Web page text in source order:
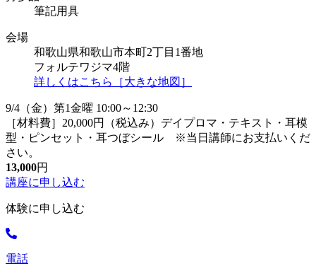
筆記用具
会場
和歌山県和歌山市本町2丁目1番地
フォルテワジマ4階
詳しくはこちら［大きな地図］
9/4（金）第1金曜 10:00～12:30
［材料費］20,000円（税込み）デイプロマ・テキスト・耳模
型・ピンセット・耳つぼシール ※当日講師にお支払いくだ
さい。
13,000円
講座に申し込む
体験に申し込む
電話